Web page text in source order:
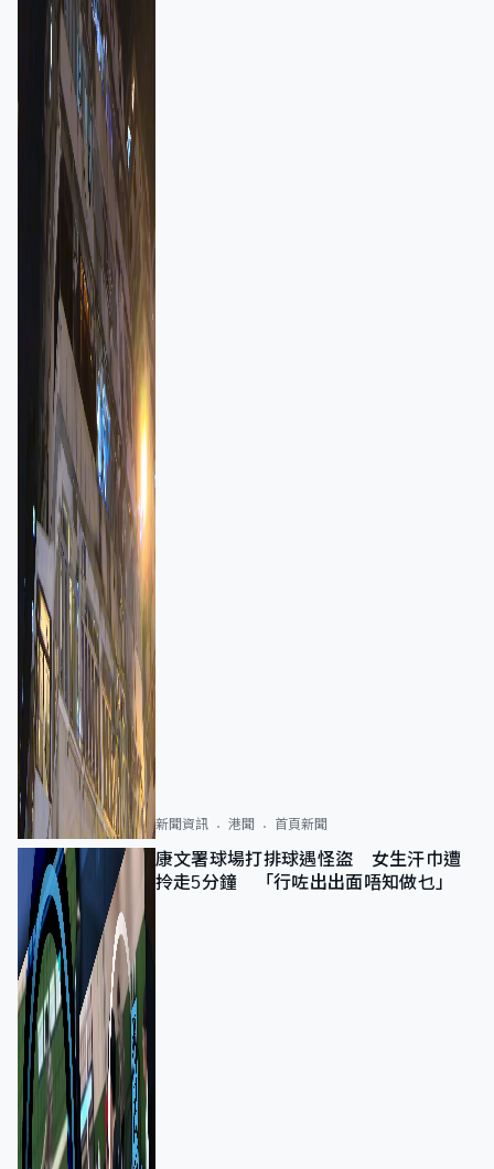
新聞資訊 港聞 首頁新聞
康文署球場打排球遇怪盜 女生汗巾遭
拎走5分鐘 「行咗出出面唔知做乜」